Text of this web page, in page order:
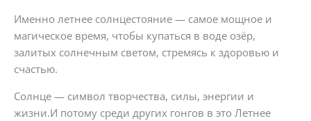
Именно летнее солнцестояние — самое мощное и
магическое время, чтобы купаться в воде озёр,
залитых солнечным светом, стремясь к здоровью и
счастью.
Солнце — символ творчества, силы, энергии и
жизни.И потому среди других гонгов в это Летнее